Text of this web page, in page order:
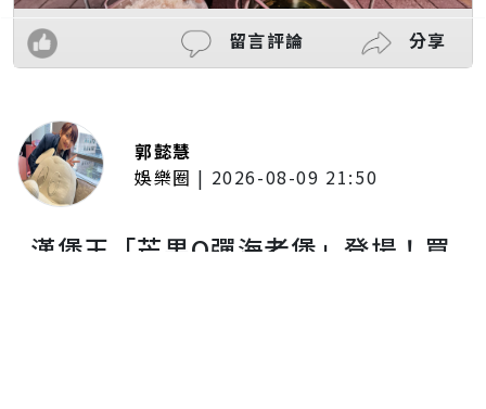
留言評論 分享
郭懿慧
娛樂圈 | 2026-08-09 21:50
漢堡王「芒果Q彈海老堡」登場！買